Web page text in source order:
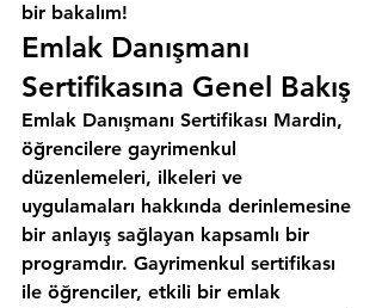
bir bakalım!
Emlak Danışmanı
Sertifikasına Genel Bakış
Emlak Danışmanı Sertifikası Mardin,
öğrencilere gayrimenkul
düzenlemeleri, ilkeleri ve
uygulamaları hakkında derinlemesine
bir anlayış sağlayan kapsamlı bir
programdır. Gayrimenkul sertifikası
ile öğrenciler, etkili bir emlak